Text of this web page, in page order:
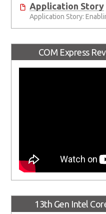
Application Story
COM Express
13th Gen Intel